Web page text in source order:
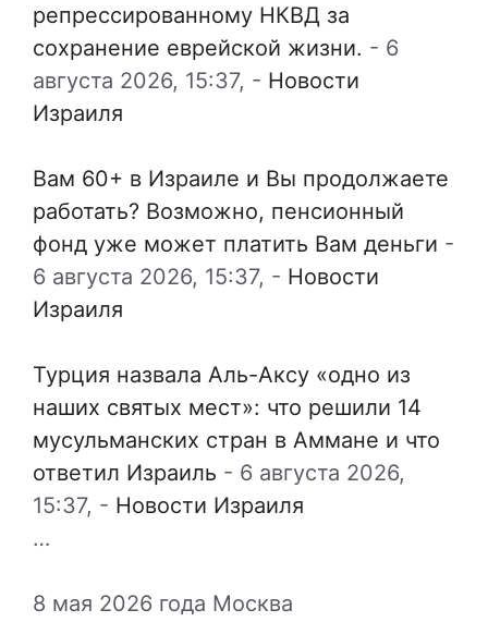
репрессированному НКВД за
сохранение еврейской жизни. - 6
августа 2026, 15:37, - Новости
Израиля
Вам 60+ в Израиле и Вы продолжаете
работать? Возможно, пенсионный
фонд уже может платить Вам деньги -
6 августа 2026, 15:37, - Новости
Израиля
Турция назвала Аль-Аксу «одно из
наших святых мест»: что решили 14
мусульманских стран в Аммане и что
ответил Израиль - 6 августа 2026,
15:37, - Новости Израиля
…
8 мая 2026 года Москва